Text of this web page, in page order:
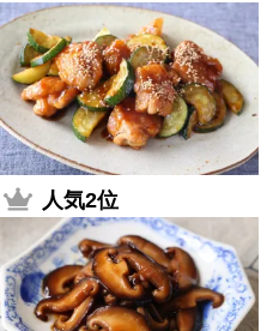
人気2位